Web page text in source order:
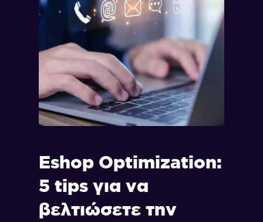
Eshop Optimization:
5 tips για να
βελτιώσετε την